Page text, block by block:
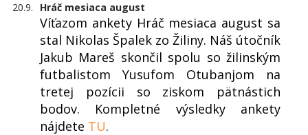
20.9. Hráč mesiaca august
Víťazom ankety Hráč mesiaca august sa
stal Nikolas Špalek zo Žiliny. Náš útočník
Jakub Mareš skončil spolu so žilinským
futbalistom Yusufom Otubanjom na
tretej pozícii so ziskom pätnástich
bodov. Kompletné výsledky ankety
nájdete TU.